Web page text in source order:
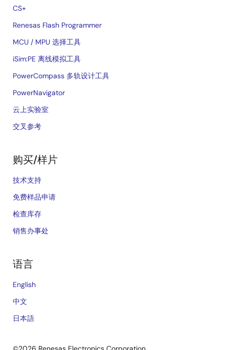
CS+
Renesas Flash Programmer
MCU / MPU 选择工具
iSim:PE 离线模拟工具
PowerCompass 多轨设计工具
PowerNavigator
云上实验室
交叉参考
购买/样片
技术支持
免费样品申请
检查库存
销售办事处
语言
English
中文
日本語